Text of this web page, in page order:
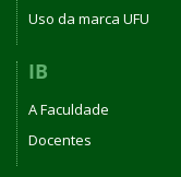
Uso da marca UFU
IB
A Faculdade
Docentes